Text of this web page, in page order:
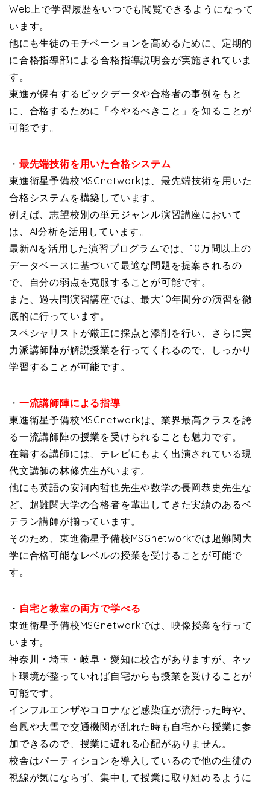
Web上で学習履歴をいつでも閲覧できるようになって
います。
他にも生徒のモチベーションを高めるために、定期的
に合格指導部による合格指導説明会が実施されていま
す。
東進が保有するビックデータや合格者の事例をもと
に、合格するために「今やるべきこと」を知ることが
可能です。
・ 最先端技術を用いた合格システム
東進衛星予備校MSGnetworkは、最先端技術を用いた
合格システムを構築しています。
例えば、志望校別の単元ジャンル演習講座において
は、AI分析を活用しています。
最新AIを活用した演習プログラムでは、10万問以上の
データベースに基づいて最適な問題を提案されるの
で、自分の弱点を克服することが可能です。
また、過去問演習講座では、最大10年間分の演習を徹
底的に行っています。
スペシャリストが厳正に採点と添削を行い、さらに実
力派講師陣が解説授業を行ってくれるので、しっかり
学習することが可能です。
・ 一流講師陣による指導
東進衛星予備校MSGnetworkは、業界最高クラスを誇
る一流講師陣の授業を受けられることも魅力です。
在籍する講師には、テレビにもよく出演されている現
代文講師の林修先生がいます。
他にも英語の安河内哲也先生や数学の長岡恭史先生な
ど、超難関大学の合格者を輩出してきた実績のあるベ
テラン講師が揃っています。
そのため、東進衛星予備校MSGnetworkでは超難関大
学に合格可能なレベルの授業を受けることが可能で
す。
・ 自宅と教室の両方で学べる
東進衛星予備校MSGnetworkでは、映像授業を行って
います。
神奈川・埼玉・岐阜・愛知に校舎がありますが、ネッ
ト環境が整っていれば自宅からも授業を受けることが
可能です。
インフルエンザやコロナなど感染症が流行った時や、
台風や大雪で交通機関が乱れた時も自宅から授業に参
加できるので、授業に遅れる心配がありません。
校舎はパーティションを導入しているので他の生徒の
視線が気にならず、集中して授業に取り組めるように